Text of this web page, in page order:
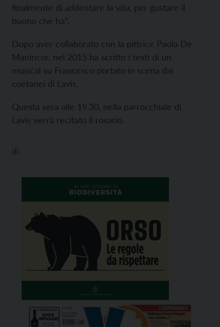
finalmente di addentare la vita, per gustare il
buono che ha”.
Dopo aver collaborato con la pittrice Paola De
Manincor, nel 2015 ha scritto i testi di un
musical su Francesco portato in scena dai
coetanei di Lavis.
Questa sera alle 19.30, nella parrocchiale di
Lavis verrà recitato il rosario.
di